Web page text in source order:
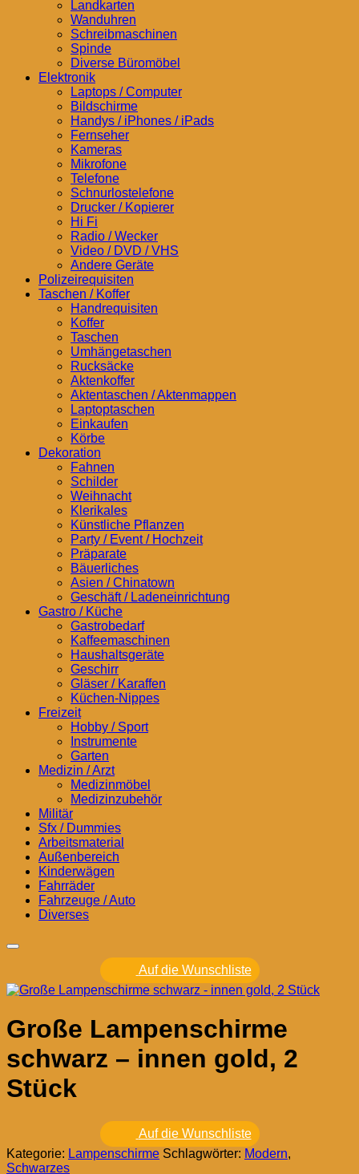
Landkarten
Wanduhren
Schreibmaschinen
Spinde
Diverse Büromöbel
Elektronik
Laptops / Computer
Bildschirme
Handys / iPhones / iPads
Fernseher
Kameras
Mikrofone
Telefone
Schnurlostelefone
Drucker / Kopierer
Hi Fi
Radio / Wecker
Video / DVD / VHS
Andere Geräte
Polizeirequisiten
Taschen / Koffer
Handrequisiten
Koffer
Taschen
Umhängetaschen
Rucksäcke
Aktenkoffer
Aktentaschen / Aktenmappen
Laptoptaschen
Einkaufen
Körbe
Dekoration
Fahnen
Schilder
Weihnacht
Klerikales
Künstliche Pflanzen
Party / Event / Hochzeit
Präparate
Bäuerliches
Asien / Chinatown
Geschäft / Ladeneinrichtung
Gastro / Küche
Gastrobedarf
Kaffeemaschinen
Haushaltsgeräte
Geschirr
Gläser / Karaffen
Küchen-Nippes
Freizeit
Hobby / Sport
Instrumente
Garten
Medizin / Arzt
Medizinmöbel
Medizinzubehör
Militär
Sfx / Dummies
Arbeitsmaterial
Außenbereich
Kinderwägen
Fahrräder
Fahrzeuge / Auto
Diverses
Auf die Wunschliste
Große Lampenschirme
schwarz – innen gold, 2
Stück
Auf die Wunschliste
Kategorie: Lampenschirme Schlagwörter: Modern,
Schwarzes